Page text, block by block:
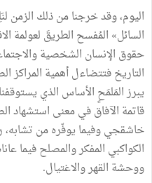
اليوم، وقد خرجنا من ذلك الزمن
السائل» المُفسح الطريقَ لعولمة
حقوق الإنسان الشخصية
التاريخ فتتضاءل أهمية المراكز
يبرز المَلمَحٍ الأساس الذي
قاتمة الآفاق في معنى استشهاد
خاشقجي وفيما يوفّره من
الكواكبي المفكر والمصلح فيما
ووحشة القهر والاغتيال.